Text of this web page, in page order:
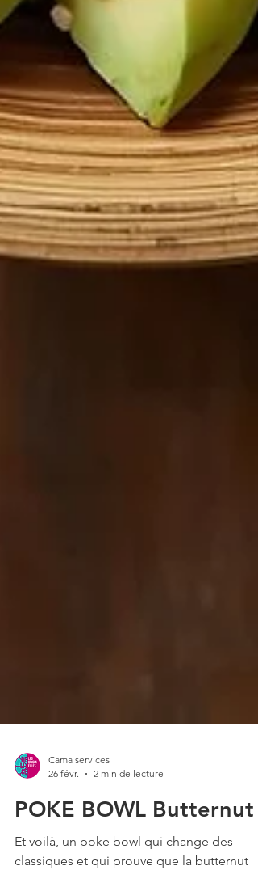
Cama services
26 févr.
2 min de lecture